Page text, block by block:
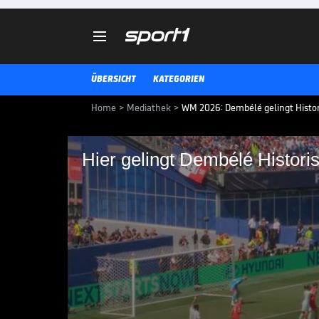

ÜBERSICHT KATEGORIEN
Home > Mediathek > WM 2026: Dembélé gelingt
Hier gelingt Dembélé
Hier gelingt
Ousmane Dembélé ist
trifft gegen Norwegen
Rennen um den Ballon d'Or ein
zweitschnellste Dreierpack der